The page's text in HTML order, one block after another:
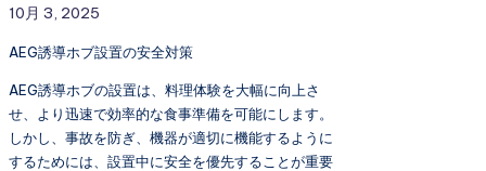
10月 3, 2025
AEG誘導ホブ設置の安全対策
AEG誘導ホブの設置は、料理体験を大幅に向上さ
せ、より迅速で効率的な食事準備を可能にします。
しかし、事故を防ぎ、機器が適切に機能するように
するためには、設置中に安全を優先することが重要